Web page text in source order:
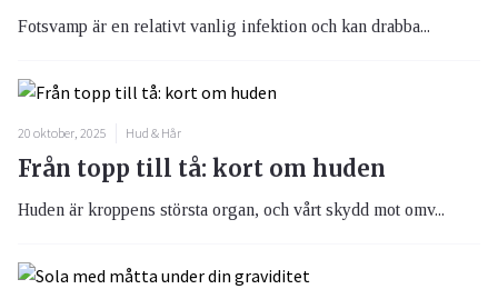
Fotsvamp är en relativt vanlig infektion och kan drabba...
20 oktober, 2025 Hud & Hår
Från topp till tå: kort om huden
Huden är kroppens största organ, och vårt skydd mot omv...